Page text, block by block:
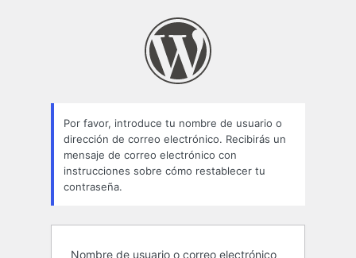
Por favor, introduce tu nombre de usuario o
dirección de correo electrónico. Recibirás un
mensaje de correo electrónico con
instrucciones sobre cómo restablecer tu
contraseña.
Nombre de usuario o correo electrónico